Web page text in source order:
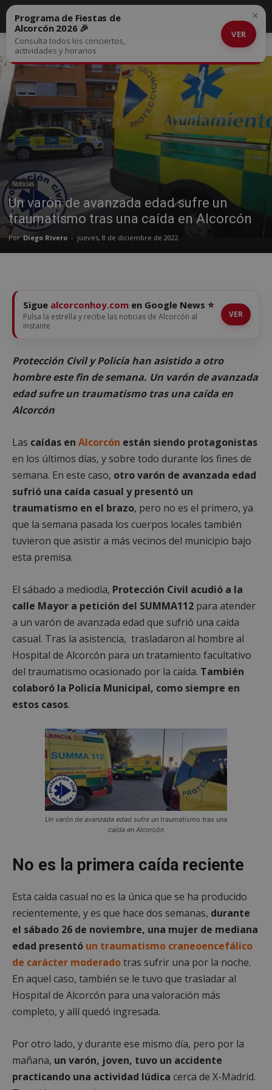
Inicio Noticias
Noticias
Un varón de avanzada edad sufre un
traumatismo tras una caída en Alcorcón
Por Diego Rivero - jueves, 8 de diciembre de 2022
Programa de Fiestas de
Alcorcón 2026 🎉
Consulta todos los conciertos,
actividades y horarios
VER
×
Sigue alcorconhoy.com en Google News ⭐
Pulsa la estrella y recibe las noticias de Alcorcón al
instante
VER
Protección Civil y Policía han asistido a otro
hombre este fin de semana. Un varón de avanzada
edad sufre un traumatismo tras una caída en
Alcorcón
Las caídas en Alcorcón están siendo protagonistas
en los últimos días, y sobre todo durante los fines de
semana. En este caso, otro varón de avanzada edad
sufrió una caída casual y presentó un
traumatismo en el brazo, pero no es el primero, ya
que la semana pasada los cuerpos locales también
tuvieron que asistir a más vecinos del municipio bajo
esta premisa.
El sábado a mediodía, Protección Civil acudió a la
calle Mayor a petición del SUMMA112 para atender
a un varón de avanzada edad que sufrió una caída
casual. Tras la asistencia, trasladaron al hombre al
Hospital de Alcorcón para un tratamiento facultativo
del traumatismo ocasionado por la caída. También
colaboró la Policía Municipal, como siempre en
estos casos.
Un varón de avanzada edad sufre un traumatismo tras una
caída en Alcorcón
No es la primera caída reciente
Esta caída casual no es la única que se ha producido
recientemente, y es que hace dos semanas, durante
el sábado 26 de noviembre, una mujer de mediana
edad presentó un traumatismo craneoencefálico
de carácter moderadotras sufrir una por la noche.
En aquel caso, también se le tuvo que trasladar al
Hospital de Alcorcón para una valoración más
completo, y allí quedó ingresada.
Por otro lado, y durante ese mismo día, pero por la
mañana, un varón, joven, tuvo un accidente
practicando una actividad lúdica cerca de X-Madrid.